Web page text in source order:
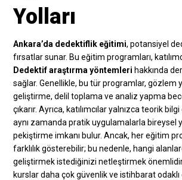
Yolları
Ankara’da dedektiflik eğitimi, potansiyel
fırsatlar sunar. Bu eğitim programları,
Dedektif araştırma yöntemleri hakkında
sağlar. Genellikle, bu tür programlar, gözlem
geliştirme, delil toplama ve analiz yapma
çıkarır. Ayrıca, katılımcılar yalnızca teorik
aynı zamanda pratik uygulamalarla bireysel
pekiştirme imkanı bulur. Ancak, her eğitim
farklılık gösterebilir; bu nedenle, hangi
geliştirmek istediğinizi netleştirmek
kurslar daha çok güvenlik ve istihbarat